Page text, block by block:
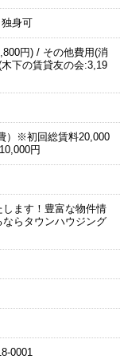
身可
円) / その他費用(消
下の賃貸友の会:3,19
）※初回総賃料20,000
円
ます！豊富な物件情
らタウンハウジング
0001